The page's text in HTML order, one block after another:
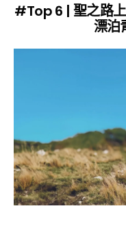
#Top 6 | 聖之路
漂泊